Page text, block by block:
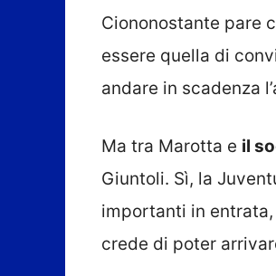
Ciononostante pare
essere quella di
andare in scadenza
Ma tra Marotta e il
Giuntoli. Sì, la
importanti in entrata,
crede di poter